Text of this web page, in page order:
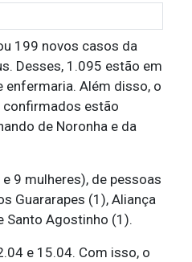
199 novos casos da
Desses, 1.095 estão em
Além disso, o
confirmados estão
de Noronha e da
9 mulheres), de pessoas
Guararapes (1), Aliança
Santo Agostinho (1).
e 15.04. Com isso, o